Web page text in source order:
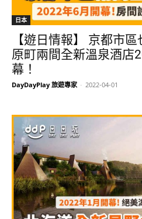
日本
【遊日情報】 京都市
原町兩間全新溫泉酒店
幕！
DayDayPlay 旅遊專家 - 2022-04-01